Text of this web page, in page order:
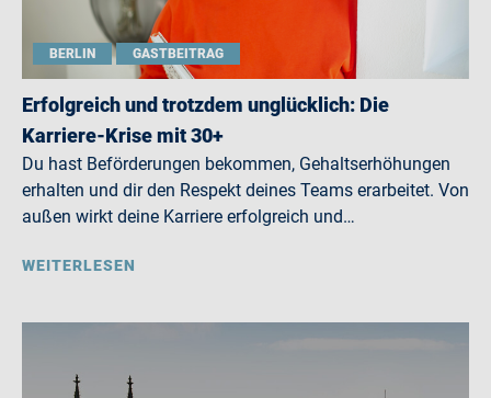
BERLIN GASTBEITRAG
Erfolgreich und trotzdem unglücklich: Die
Karriere-Krise mit 30+
Du hast Beförderungen bekommen, Gehaltserhöhungen
erhalten und dir den Respekt deines Teams erarbeitet. Von
außen wirkt deine Karriere erfolgreich und…
WEITERLESEN